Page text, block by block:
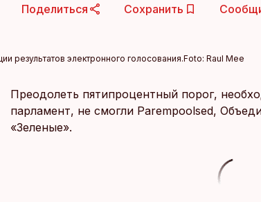
Поделиться Сохранить
результатов электронного голосования.Foto: Raul Mee
Преодолеть пятипроцентный порог,
парламент, не смогли Parempoolsed,
«Зеленые».